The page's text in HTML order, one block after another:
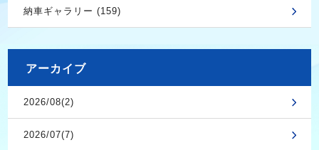
納車ギャラリー (159)
アーカイブ
2026/08(2)
2026/07(7)